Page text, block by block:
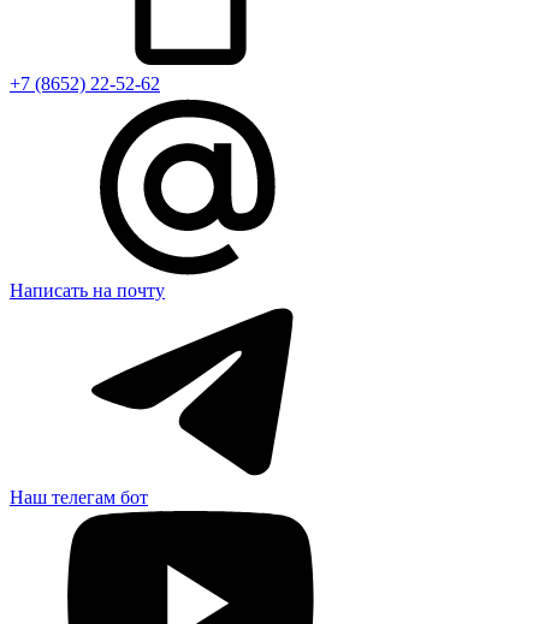
+7 (8652) 22-52-62
Написать на почту
Наш телегам бот